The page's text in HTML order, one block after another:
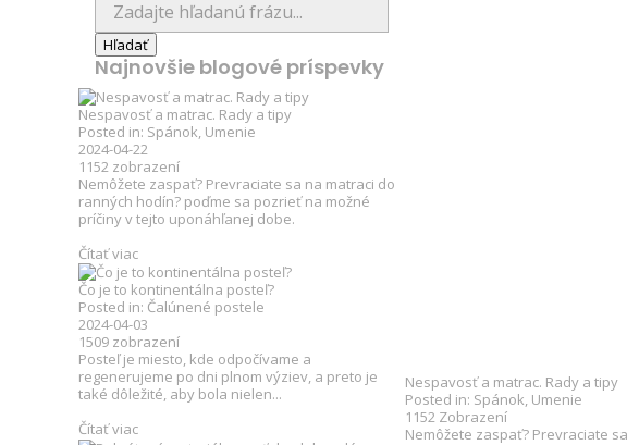
Najnovšie blogové príspevky
Nespavosť a matrac. Rady a tipy
Posted in: Spánok, Umenie
2024-04-22
1152 zobrazení
Nemôžete zaspať? Prevraciate sa na matraci do
ranných hodín? poďme sa pozrieť na možné
príčiny v tejto uponáhľanej dobe.
Čítať viac
Čo je to kontinentálna posteľ?
Posted in: Čalúnené postele
2024-04-03
1509 zobrazení
Posteľ je miesto, kde odpočívame a
regenerujeme po dni plnom výziev, a preto je
také dôležité, aby bola nielen...
Čítať viac
Nespavosť a matrac. Rady a tipy
Posted in: Spánok, Umenie
1152 Zobrazení
Nemôžete zaspať? Prevraciate